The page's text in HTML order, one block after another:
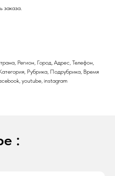
заказа.
Регион, Город, Адрес, Телефон,
Рубрика, Подрубрика, Время
youtube, instagram
: